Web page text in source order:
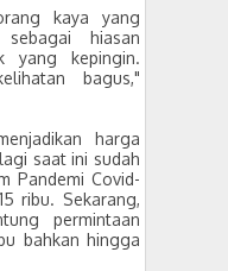
kaya yang
hiasan
yang kepingin.
bagus,"
harga
saat ini sudah
Pandemi Covid-
ribu. Sekarang,
permintaan
bahkan hingga